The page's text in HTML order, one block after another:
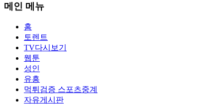
메인 메뉴
홈
토렌트
TV다시보기
웹툰
성인
유흥
먹튀검증 스포츠중계
자유게시판